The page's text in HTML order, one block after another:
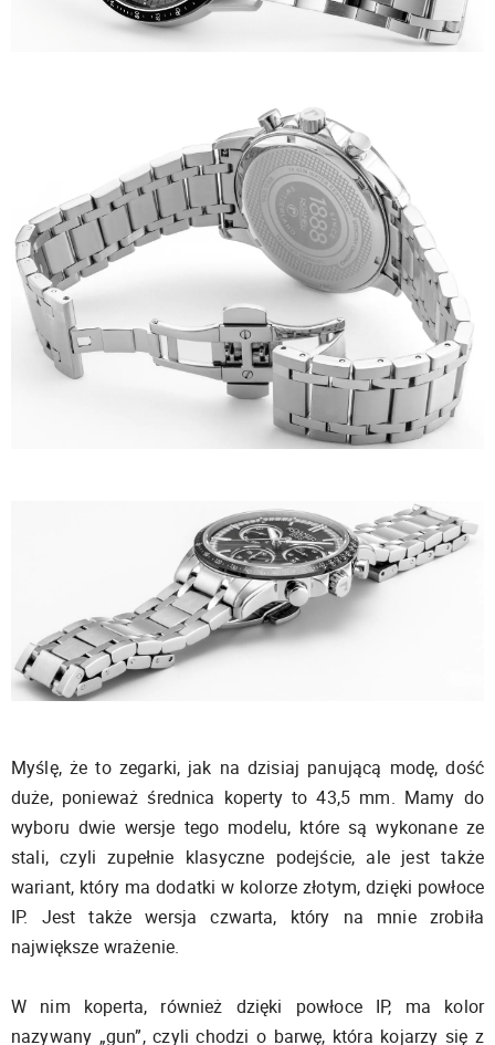
Myślę, że to zegarki, jak na dzisiaj panującą modę, dość
duże, ponieważ średnica koperty to 43,5 mm. Mamy do
wyboru dwie wersje tego modelu, które są wykonane ze
stali, czyli zupełnie klasyczne podejście, ale jest także
wariant, który ma dodatki w kolorze złotym, dzięki powłoce
IP. Jest także wersja czwarta, który na mnie zrobiła
największe wrażenie.
W nim koperta, również dzięki powłoce IP, ma kolor
nazywany „gun”, czyli chodzi o barwę, która kojarzy się z